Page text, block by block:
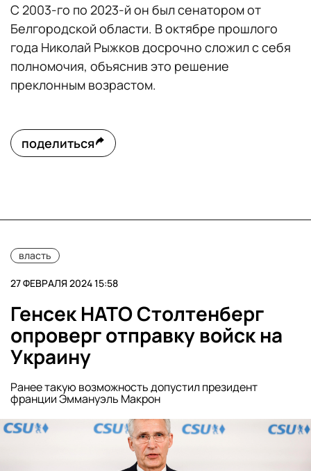
С 2003-го по 2023-й он был сенатором от
Белгородской области. В октябре прошлого
года Николай Рыжков досрочно сложил с себя
полномочия, объяснив это решение
преклонным возрастом.
поделиться
власть
27 ФЕВРАЛЯ 2024 15:58
Генсек НАТО Столтенберг
опроверг отправку войск на
Украину
Ранее такую возможность допустил президент
франции Эммануэль Макрон